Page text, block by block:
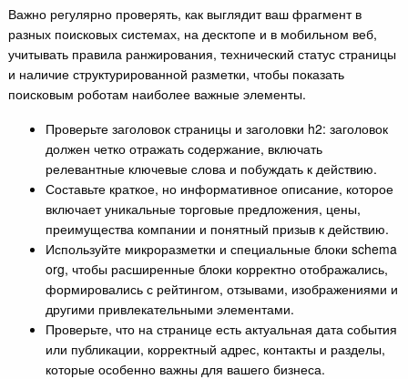
Важно регулярно проверять, как выглядит ваш фрагмент в
разных поисковых системах, на десктопе и в мобильном веб,
учитывать правила ранжирования, технический статус страницы
и наличие структурированной разметки, чтобы показать
поисковым роботам наиболее важные элементы.
Проверьте заголовок страницы и заголовки h2: заголовок
должен четко отражать содержание, включать
релевантные ключевые слова и побуждать к действию.
Составьте краткое, но информативное описание, которое
включает уникальные торговые предложения, цены,
преимущества компании и понятный призыв к действию.
Используйте микроразметки и специальные блоки schema
org, чтобы расширенные блоки корректно отображались,
формировались с рейтингом, отзывами, изображениями и
другими привлекательными элементами.
Проверьте, что на странице есть актуальная дата события
или публикации, корректный адрес, контакты и разделы,
которые особенно важны для вашего бизнеса.